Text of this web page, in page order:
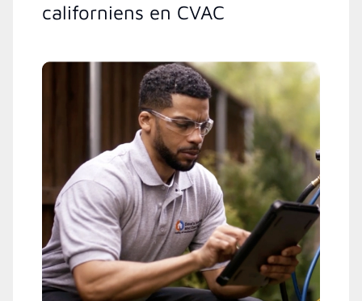
californiens en CVAC